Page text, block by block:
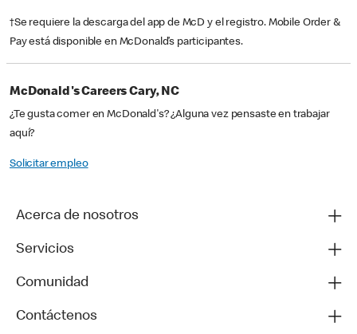
†Se requiere la descarga del app de McD y el registro. Mobile Order &
Pay está disponible en McDonald’s participantes.
McDonald's Careers Cary, NC
¿Te gusta comer en McDonald's? ¿Alguna vez pensaste en trabajar
aquí?
Solicitar empleo
Acerca de nosotros
Servicios
Comunidad
Contáctenos